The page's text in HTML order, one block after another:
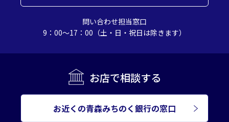
問い合わせ担当窓口
9：00～17：00（土・日・祝日は除きます）
お店で相談する
お近くの青森みちのく銀行の窓口